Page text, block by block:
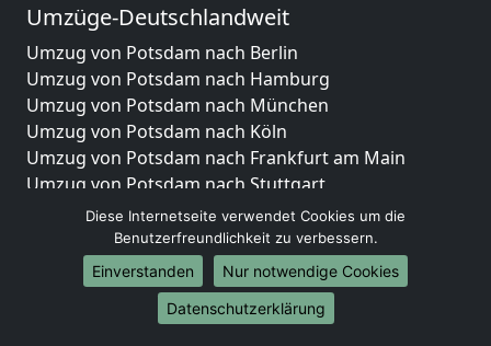
Umzüge-Deutschlandweit
Umzug von Potsdam nach Berlin
Umzug von Potsdam nach Hamburg
Umzug von Potsdam nach München
Umzug von Potsdam nach Köln
Umzug von Potsdam nach Frankfurt am Main
Umzug von Potsdam nach Stuttgart
Umzug von Potsdam nach Düsseldorf
Umzug von Potsdam nach Leipzig
Umzug von Potsdam nach Dortmund
Umzug von Potsdam nach Essen
Umzug von Potsdam nach Bremen
Diese Internetseite verwendet Cookies um die
Benutzerfreundlichkeit zu verbessern.
Einverstanden
Nur notwendige Cookies
Datenschutzerklärung